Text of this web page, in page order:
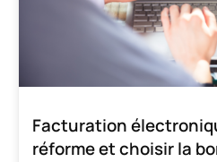
Facturation
réforme et choisir la